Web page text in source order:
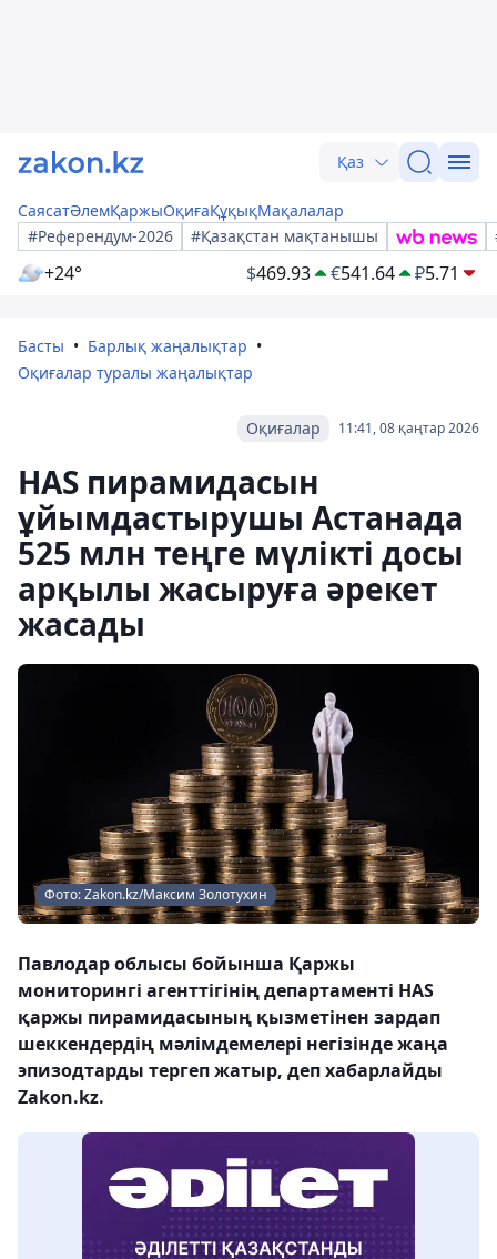
Қаз
СаясатӘлемҚаржыОқиғаҚұқықМақалалар
#Референдум-2026
#Қазақстан мақтанышы
+24° $469.93 €541.64 ₽5.71
Басты
Барлық жаңалықтар
Оқиғалар туралы жаңалықтар
11:41, 08 қаңтар 2026
Оқиғалар
HAS пирамидасын
ұйымдастырушы Астанада
525 млн теңге мүлікті досы
арқылы жасыруға әрекет
жасады
Фото: Zakon.kz/Максим Золотухин
Павлодар облысы бойынша Қаржы
мониторингі агенттігінің департаменті HAS
қаржы пирамидасының қызметінен зардап
шеккендердің мәлімдемелері негізінде жаңа
эпизодтарды тергеп жатыр, деп хабарлайды
Zakon.kz.